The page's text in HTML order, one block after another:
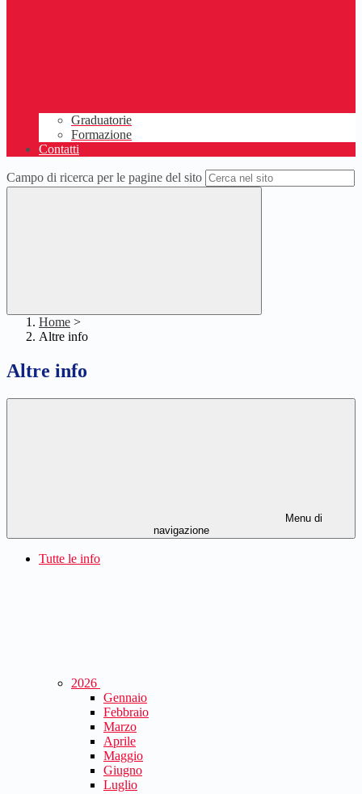
Graduatorie
Formazione
Contatti
Campo di ricerca per le pagine del sito
Home >
Altre info
Altre info
Menu di
navigazione
Tutte le info
2026
Gennaio
Febbraio
Marzo
Aprile
Maggio
Giugno
Luglio